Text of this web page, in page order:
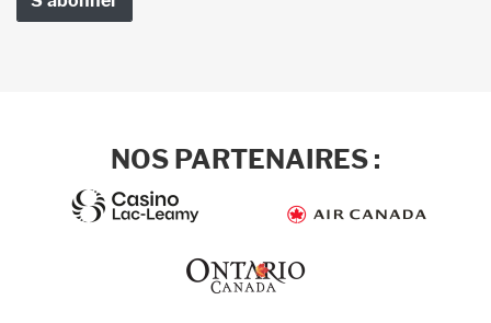
NOS PARTENAIRES :